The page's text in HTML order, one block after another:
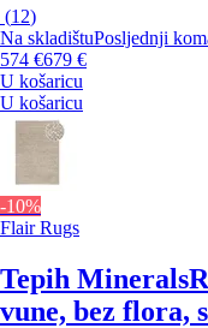
(12)
Na skladištuPosljednji
574 €679 €
U košaricu
U košaricu
-10%
Flair Rugs
Tepih Minerals
vune, bez flora,